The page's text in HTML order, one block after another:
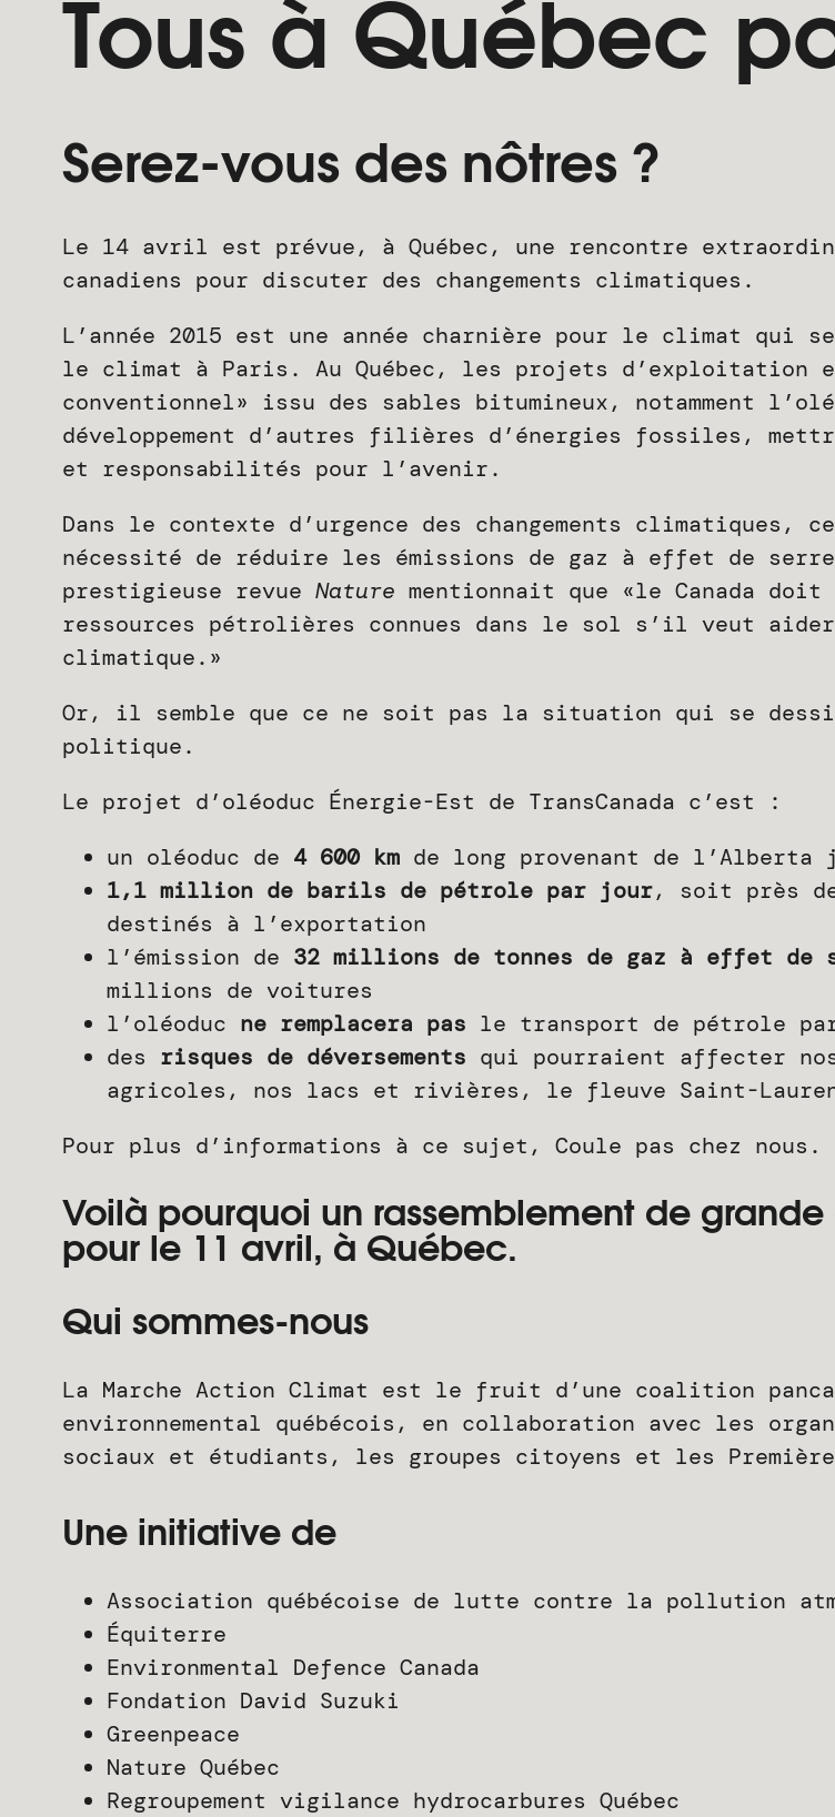
Serez-vous des nôtres ?
Le 14 avril est prévue, à Québec, une rencontre
canadiens pour discuter des changements climatiques.
L’année 2015 est une année charnière pour le climat qui
le climat à Paris. Au Québec, les projets d’exploitation
conventionnel» issu des sables bitumineux, notamment
développement d’autres filières d’énergies fossiles,
et responsabilités pour l’avenir.
Dans le contexte d’urgence des changements
nécessité de réduire les émissions de gaz à effet de
prestigieuse revue Nature mentionnait que «le Canada
ressources pétrolières connues dans le sol s’il veut
climatique.»
Or, il semble que ce ne soit pas la situation qui se
politique.
Le projet d’oléoduc Énergie-Est de TransCanada c’est :
un oléoduc de 4 600 km de long provenant de l’Alberta
1,1 million de barils de pétrole par jour, soit près
destinés à l’exportation
l’émission de 32 millions de tonnes de gaz à effet de
millions de voitures
l’oléoduc ne remplacera pas le transport de pétrole
des risques de déversements qui pourraient affecter
agricoles, nos lacs et rivières, le fleuve Saint-
Pour plus d’informations à ce sujet, Coule pas chez nous.
Voilà pourquoi un rassemblement de
pour le 11 avril, à Québec.
Qui sommes-nous
La Marche Action Climat est le fruit d’une coalition
environnemental québécois, en collaboration avec les
sociaux et étudiants, les groupes citoyens et les
Une initiative de
Association québécoise de lutte contre la pollution
Équiterre
Environmental Defence Canada
Fondation David Suzuki
Greenpeace
Nature Québec
Regroupement vigilance hydrocarbures Québec